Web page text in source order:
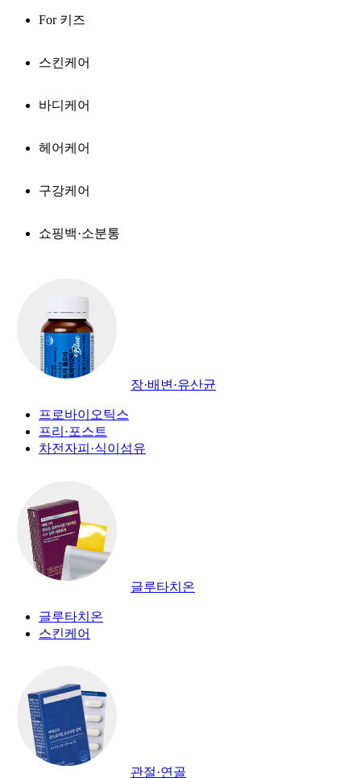
For 키즈
스킨케어
바디케어
헤어케어
구강케어
쇼핑백·소분통
장·배변·유산균
프로바이오틱스
프리·포스트
차전자피·식이섬유
글루타치온
글루타치온
스킨케어
관절·연골